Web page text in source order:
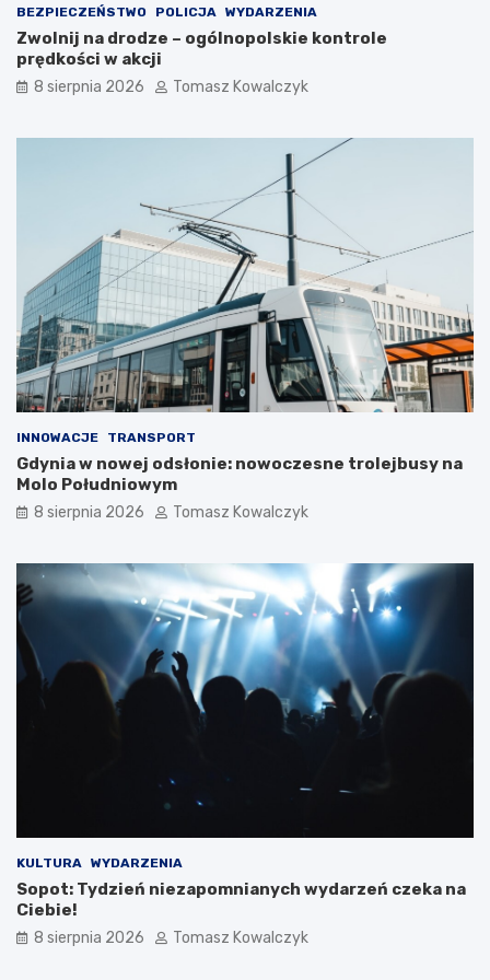
t
o
s
i
ć
?
m
c
i
e
BEZPIECZEŃSTWO POLICJA WYDARZENIA
Zwolnij na drodze – ogólnopolskie kontrole
prędkości w akcji
8 sierpnia 2026 Tomasz Kowalczyk
INNOWACJE TRANSPORT
Gdynia w nowej odsłonie: nowoczesne trolejbusy na
Molo Południowym
8 sierpnia 2026 Tomasz Kowalczyk
KULTURA WYDARZENIA
Sopot: Tydzień niezapomnianych wydarzeń czeka na
Ciebie!
8 sierpnia 2026 Tomasz Kowalczyk